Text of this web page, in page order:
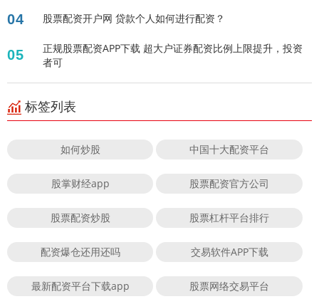
04 股票配资开户网 贷款个人如何进行配资？
05
正规股票配资APP下载 超大户证券配资比例上限提升，投资
者可
标签列表
如何炒股 中国十大配资平台
股掌财经app 股票配资官方公司
股票配资炒股 股票杠杆平台排行
配资爆仓还用还吗 交易软件APP下载
最新配资平台下载app 股票网络交易平台